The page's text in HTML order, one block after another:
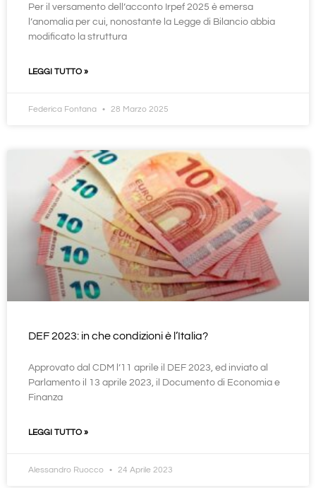
Per il versamento dell’acconto Irpef 2025 è emersa
l’anomalia per cui, nonostante la Legge di Bilancio abbia
modificato la struttura
LEGGI TUTTO »
Federica Fontana 28 Marzo 2025
DEF 2023: in che condizioni è l’Italia?
Approvato dal CDM l’11 aprile il DEF 2023, ed inviato al
Parlamento il 13 aprile 2023, il Documento di Economia e
Finanza
LEGGI TUTTO »
Alessandro Ruocco 24 Aprile 2023